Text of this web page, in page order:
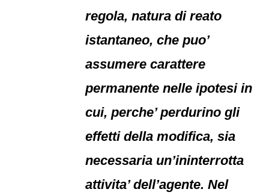
regola, natura di reato
istantaneo, che puo’
assumere carattere
permanente nelle ipotesi in
cui, perche’ perdurino gli
effetti della modifica, sia
necessaria un’ininterrotta
attivita’ dell’agente. Nel